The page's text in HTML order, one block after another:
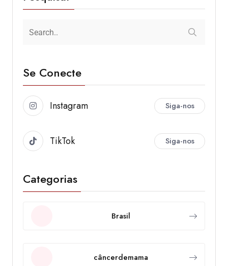
Se Conecte
Instagram Siga-nos
TikTok Siga-nos
Categorias
Brasil
câncerdemama